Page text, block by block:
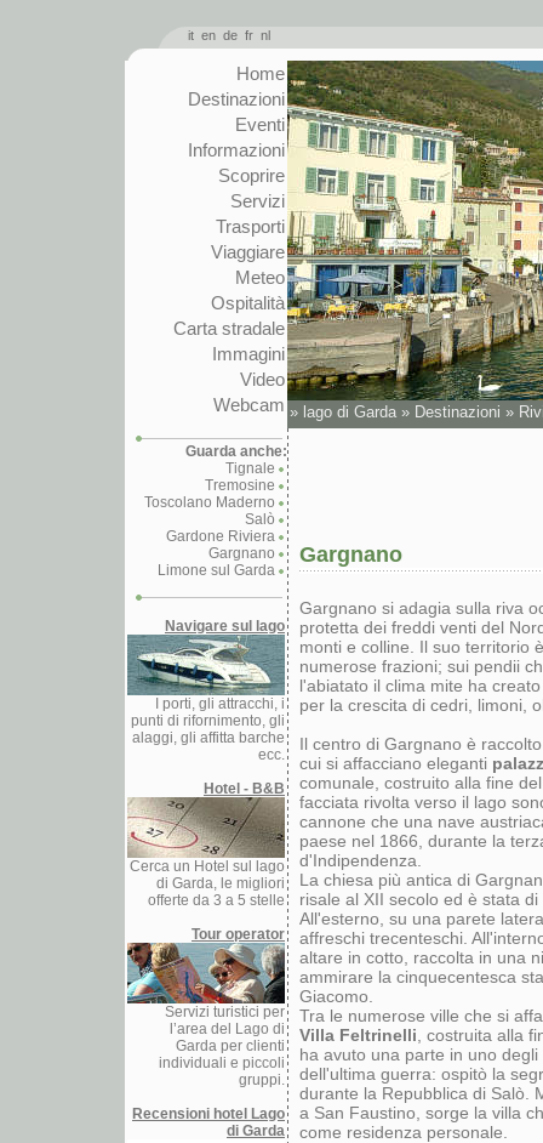
it en de fr nl
Home
Destinazioni
Eventi
Informazioni
Scoprire
Servizi
Trasporti
Viaggiare
Meteo
Ospitalità
Carta stradale
Immagini
Video
Webcam
Guarda anche:
Tignale
Tremosine
Toscolano Maderno
Salò
Gardone Riviera
Gargnano
Limone sul Garda
Navigare sul lago
I porti, gli attracchi, i
punti di rifornimento, gli
alaggi, gli affitta barche
ecc.
Hotel - B&B
Cerca un Hotel sul lago
di Garda, le migliori
offerte da 3 a 5 stelle
Tour operator
Servizi turistici per
l’area del Lago di
Garda per clienti
individuali e piccoli
gruppi.
Recensioni hotel Lago
di Garda
» lago di Garda » Destinazioni »
Gargnano
Gargnano si adagia sulla riva
protetta dei freddi venti del
monti e colline. Il suo territorio
numerose frazioni; sui pendii
l'abiatato il clima mite ha
per la crescita di cedri, limoni,
Il centro di Gargnano è
cui si affacciano eleganti
comunale, costruito alla fine
facciata rivolta verso il lago
cannone che una nave
paese nel 1866, durante la
d'Indipendenza.
La chiesa più antica di
risale al XII secolo ed è stata
All'esterno, su una parete
affreschi trecenteschi.
altare in cotto, raccolta in una
ammirare la cinquecentesca
Giacomo.
Tra le numerose ville che si
Villa Feltrinelli , costruita alla
ha avuto una parte in uno
dell'ultima guerra: ospitò la
durante la Repubblica di Salò.
a San Faustino, sorge la villa
come residenza personale.